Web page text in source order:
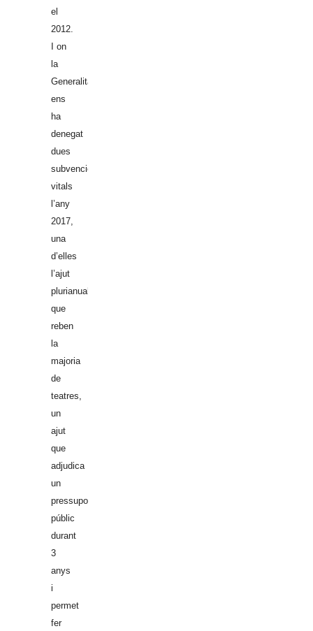
el
2012.
I on
la
Generalitat
ens
ha
denegat
dues
subvencions
vitals
l’any
2017,
una
d’elles
l’ajut
plurianual
que
reben
la
majoria
de
teatres,
un
ajut
que
adjudica
un
pressupost
públic
durant
3
anys
i
permet
fer